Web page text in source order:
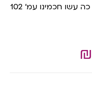
כה עשו חכמינו עמ’ 102
₪